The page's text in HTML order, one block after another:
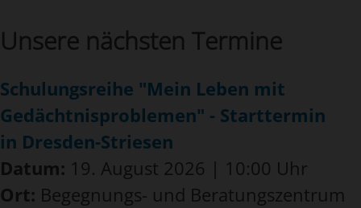
Unsere nächsten Termine
Schulungsreihe "Mein Leben mit
Gedächtnisproblemen" - Starttermin
in Dresden-Striesen
Datum: 19. August 2026 | 10:00 Uhr
Ort: Begegnungs- und Beratungszentrum